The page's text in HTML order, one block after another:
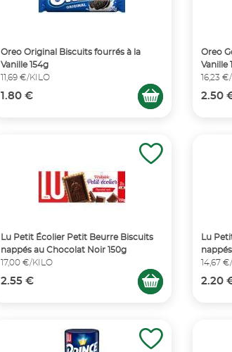
Oreo Original Biscuits fourrés à la
Vanille 154g
11,69 €/KILO
1.80 €
Oreo
Vanille
16,23
2.50
Lu Petit Écolier Petit Beurre Biscuits
nappés au Chocolat Noir 150g
17,00 €/KILO
2.55 €
Lu
14,67
2.20